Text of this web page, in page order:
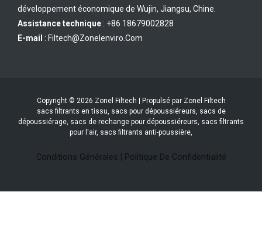
développement économique de Wujin, Jiangsu, Chine.
Assistance technique : +86 18679002828
E-mail : Filtech@zonelenviro.com
Copyright © 2026 Zonel Filtech | Propulsé par Zonel Filtech
sacs filtrants en tissu, sacs pour dépoussiéreurs, sacs de
dépoussiérage, sacs de rechange pour dépoussiéreurs, sacs filtrants
pour l'air, sacs filtrants anti-poussière,
Conditions Générales | Politique De Confidentialité